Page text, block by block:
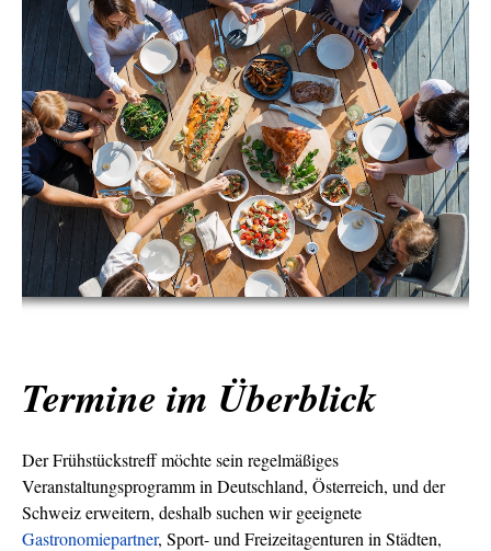
Termine im Überblick
Der Frühstückstreff möchte sein regelmäßiges
Veranstaltungsprogramm in Deutschland, Österreich, und der
Schweiz erweitern, deshalb suchen wir geeignete
Gastronomiepartner, Sport- und Freizeitagenturen in Städten,